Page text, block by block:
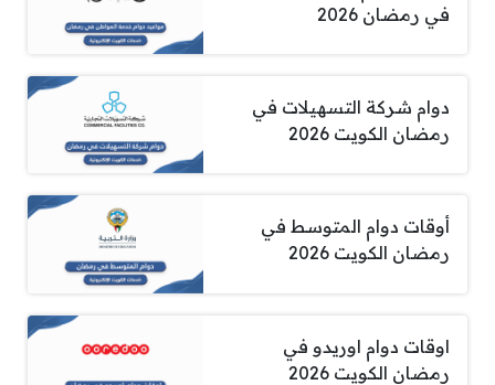
في رمضان 2026
دوام شركة التسهيلات في
رمضان الكويت 2026
أوقات دوام المتوسط في
رمضان الكويت 2026
اوقات دوام اوريدو في
رمضان الكويت 2026